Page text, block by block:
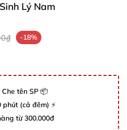
Lý Nam
-18%
tên SP 📦
(cả đêm) ⚡
từ 300.000đ